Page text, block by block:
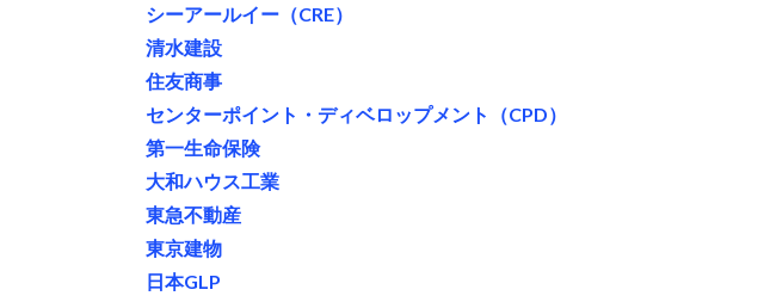
シーアールイー（CRE）
清水建設
住友商事
センターポイント・ディベロップメント（CPD）
第一生命保険
大和ハウス工業
東急不動産
東京建物
日本GLP